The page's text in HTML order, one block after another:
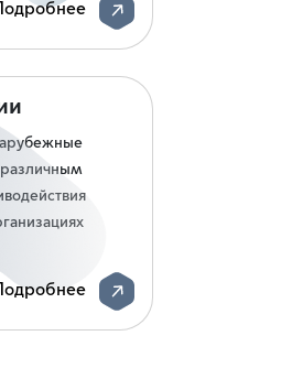
Подробнее
различным
Подробнее